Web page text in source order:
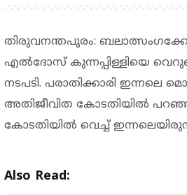
തിരുവനന്തപുരം:
എല്‍ദോസ് കുന്നപ്പിള്ളിയെ
നടപടി. പരാതിക്കാരി ഇന്നലെ മൊഴി
അതിജീവിത കോടതിയില്‍
കോടതിയില്‍ വെച്ച്
Also Read: